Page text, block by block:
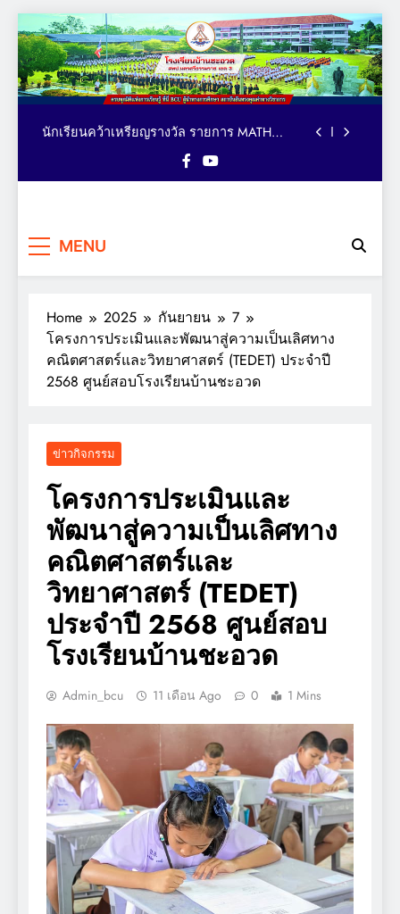
Skip
to
contentตารางอาหารกลางวัน โรงเรียนบ้านชะอวด วัน
ที่ 3-7 สิงหาคม 2569
คณะผู้บริหาร เยี่ยม ติดตาม ให้กำลังใจ การจัด
กิจกรรมเทควันโด ของนักเรียนหลักสูตรภาษา
อังกฤษ MEP : Bancha-uat School
นักเรียนคว้าเหรียญรางวัล รายการ MATH
มอบถ้วยรางวัล เหรียญรางวัล และเกียรติบัตร
แก่นักเรียน รายการมหกรรมกีฬาวิชาการเพื่อ
คณะผู้บริหาร เยี่ยม ติดตาม ให้กำลังใจ การจัด
กิจกรรมเทควันโด ของนักเรียนหลักสูตรภาษา
อังกฤษ MEP : Bancha-uat School
นักเรียนคว้าเหรียญรางวัล รายการ MATH
ระดับประเทศ
มอบถ้วยรางวัล เหรียญรางวัล และเกียรติบัตร
แก่นักเรียน รายการมหกรรมกีฬาวิชาการเพื่อ
การศึกษาระดับประเทศ VTEA V-UP+ SUPREME
KST LOGIC GAMES 2026
ตารางอาหารกลางวัน โรงเรียนบ้านชะอวด วัน
ที่ 3-7 สิงหาคม 2569
บ้านชะอวด
MENU
Home 2025 กันยายน
7
โครงการประเมินและพัฒนาสู่ความเป็นเลิศทาง
คณิตศาสตร์และวิทยาศาสตร์ (TEDET) ประจำปี
2568 ศูนย์สอบโรงเรียนบ้านชะอวด
ข่าวกิจกรรม
โครงการประเมินและ
พัฒนาสู่ความเป็นเลิศทาง
คณิตศาสตร์และ
วิทยาศาสตร์ (TEDET)
ประจำปี 2568 ศูนย์สอบ
โรงเรียนบ้านชะอวด
Admin_bcu 11 เดือน Ago 0 1 Mins